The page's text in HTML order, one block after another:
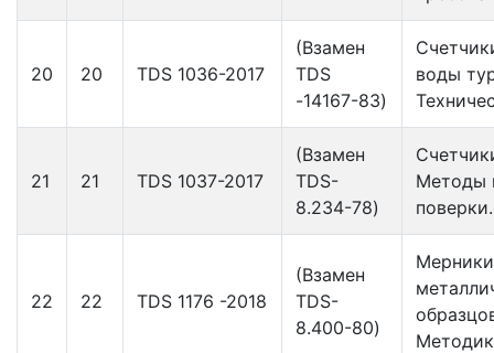
20 20 TDS 1036-2017
(Взамен
TDS
-14167-83)
воды
21 21 TDS 1037-2017
(Взамен
TDS-
8.234-78)
Методы
поверки.
22 22 TDS 1176 -2018
(Взамен
TDS-
8.400-80)
Мерники